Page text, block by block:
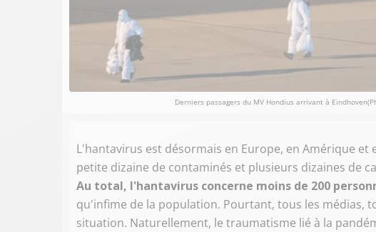
Derniers passagers du MV Hondius arrivant à
L'hantavirus est désormais en Europe, en Amérique
petite dizaine de contaminés et plusieurs dizaines de
Au total, l'hantavirus concerne moins de 200
qu'infime de la population. Pourtant, tous les médias,
situation. Naturellement, le traumatisme lié à la